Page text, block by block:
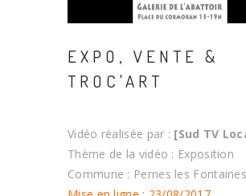
EXPO, VENTE &
TROC'ART
Vidéo réalisée par : [Sud TV
Thème de la vidéo : Exposition
Commune : Pernes les Fontaines